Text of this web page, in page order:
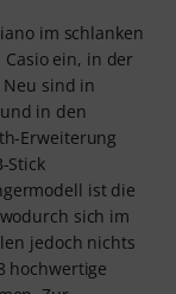
im schlanken
Casio ein, in der
Neu sind in
in den
Erweiterung
Stick
ist die
sich im
jedoch nichts
hochwertige